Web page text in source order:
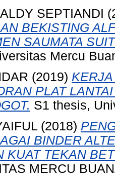
SEPTIANDI
BEKISTING
SAUMATA
Mercu
(2019)
PLAT
S1 thesis,
(2018)
BINDER
KUAT TEKAN
MERCU